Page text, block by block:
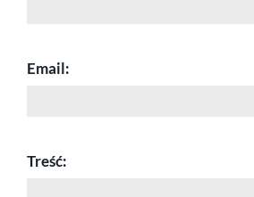
Email:
Treść: